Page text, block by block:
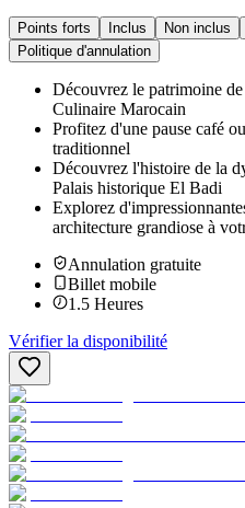
Points forts Inclus Non inclus
Politique d'annulation
Découvrez le patrimoine
Culinaire Marocain
Profitez d'une pause café
traditionnel
Découvrez l'histoire de la
Palais historique El Badi
Explorez
architecture grandiose à
Annulation gratuite
Billet mobile
1.5 Heures
Vérifier la disponibilité